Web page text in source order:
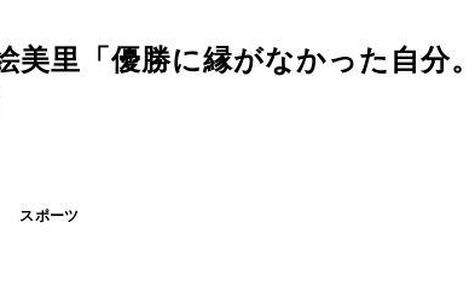
美里「優勝に縁がなかった自分
スポーツ